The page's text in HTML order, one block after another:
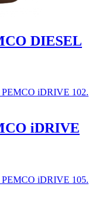
DIESEL
iDRIVE